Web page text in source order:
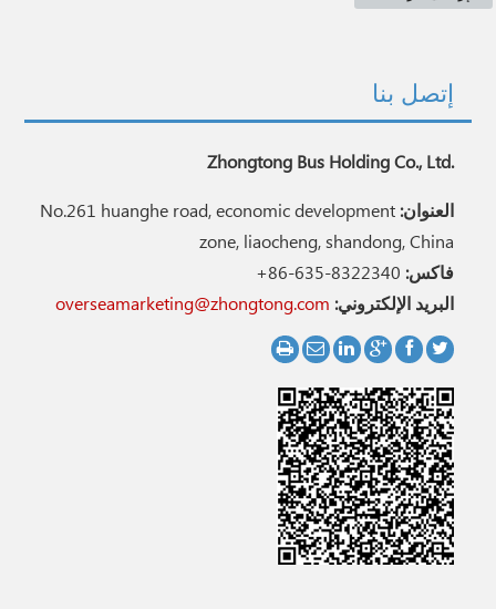
إتصل بنا
Zhongtong Bus Holding Co., Ltd.
العنوان: No.261 huanghe road, economic development
zone, liaocheng, shandong, China
فاكس: +86-635-8322340
البريد الإلكتروني: overseamarketing@zhongtong.com